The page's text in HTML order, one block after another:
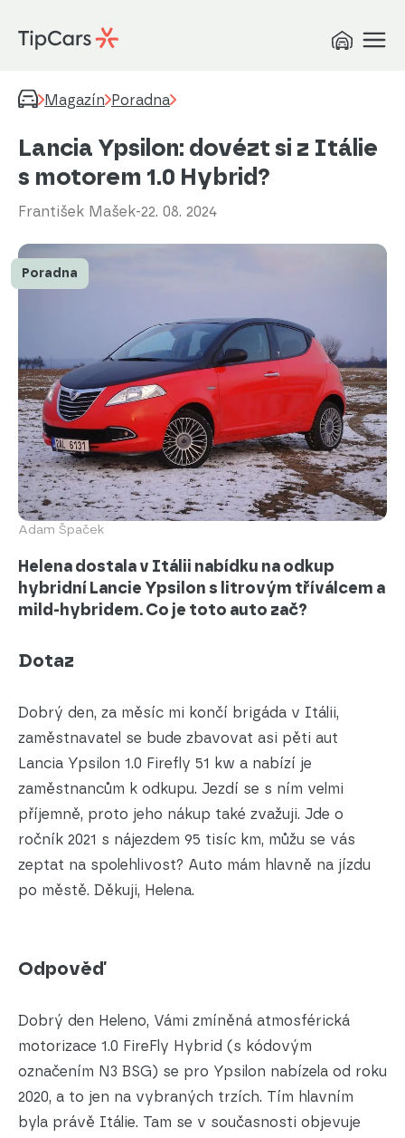
Magazín Poradna
Lancia Ypsilon: dovézt si z Itálie
s motorem 1.0 Hybrid?
František Mašek-22. 08. 2024
Adam Špaček
Poradna
Helena dostala v Itálii nabídku na odkup
hybridní Lancie Ypsilon s litrovým tříválcem a
mild-hybridem. Co je toto auto zač?
Dotaz
Dobrý den, za měsíc mi končí brigáda v Itálii,
zaměstnavatel se bude zbavovat asi pěti aut
Lancia Ypsilon 1.0 Firefly 51 kw a nabízí je
zaměstnancům k odkupu. Jezdí se s ním velmi
příjemně, proto jeho nákup také zvažuji. Jde o
ročník 2021 s nájezdem 95 tisíc km, můžu se vás
zeptat na spolehlivost? Auto mám hlavně na jízdu
po městě. Děkuji, Helena.
Odpověď
Dobrý den Heleno, Vámi zmíněná atmosférická
motorizace 1.0 FireFly Hybrid (s kódovým
označením N3 BSG) se pro Ypsilon nabízela od roku
2020, a to jen na vybraných trzích. Tím hlavním
byla právě Itálie. Tam se v současnosti objevuje